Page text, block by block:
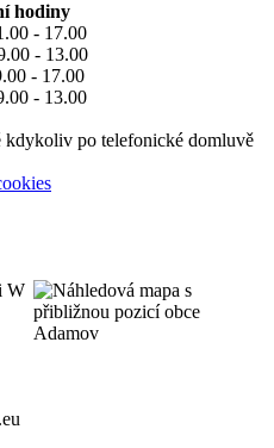
hodiny
- 17.00
- 13.00
- 17.00
- 13.00
kdykoliv po telefonické domluvě